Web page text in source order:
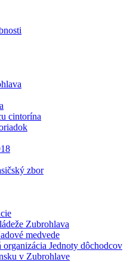
cintorína
zbor
Zubrohlava
medvede
organizácia Jednoty dôchodcov
v Zubrohlave